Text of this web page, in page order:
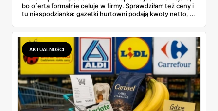
bo oferta formalnie celuje w firmy. Sprawdziłam też ceny i
tu niespodzianka: gazetki hurtowni podają kwoty netto, a
zawsze wygrywa — ta sama kawa ziarnista kosztuje w
Makro ponad dwa razy więcej niż w weekendowej
promocji dyskontu.
AKTUALNOŚCI